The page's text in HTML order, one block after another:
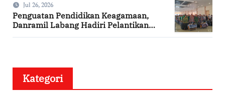
Jul 26, 2026
Penguatan Pendidikan Keagamaan,
Danramil Labang Hadiri Pelantikan
Kategori